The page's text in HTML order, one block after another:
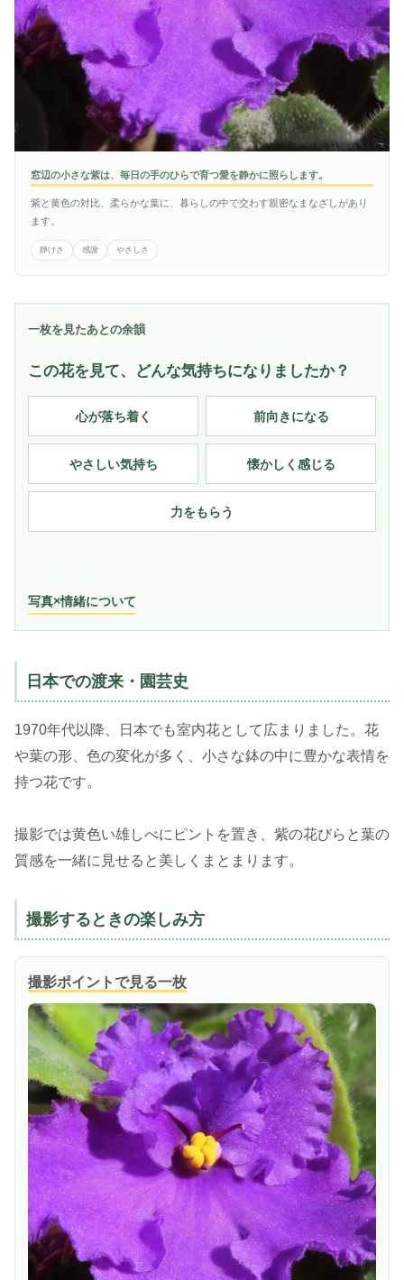
窓辺の小さな紫は、毎日の手のひらで育つ愛を静かに照らします。
紫と黄色の対比、柔らかな葉に、暮らしの中で交わす親密なまなざしがあり
ます。
静けさ 感謝 やさしさ
一枚を見たあとの余韻
この花を見て、どんな気持ちになりましたか？
心が落ち着く 前向きになる
やさしい気持ち 懐かしく感じる
力をもらう
写真×情緒について
日本での渡来・園芸史
1970年代以降、日本でも室内花として広まりました。花
や葉の形、色の変化が多く、小さな鉢の中に豊かな表情を
持つ花です。
撮影では黄色い雄しべにピントを置き、紫の花びらと葉の
質感を一緒に見せると美しくまとまります。
撮影するときの楽しみ方
撮影ポイントで見る一枚